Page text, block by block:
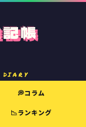
帳
💭コラム
📉ランキング